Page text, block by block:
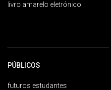
livro amarelo eletrónico
PÚBLICOS
futuros estudantes